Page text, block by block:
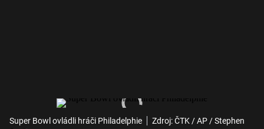
Super Bowl ovládli hráči Philadelphie
Zdroj: ČTK / AP / Stephen